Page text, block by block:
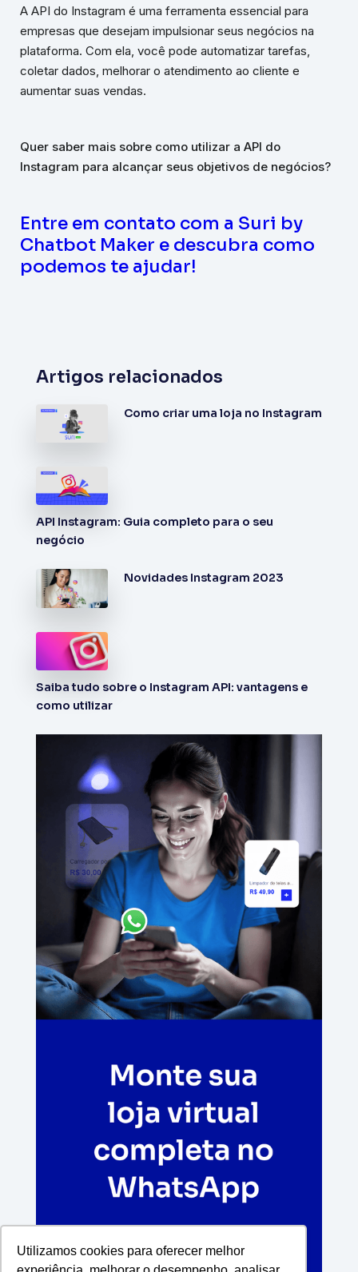
Utilizamos cookies para oferecer melhor
A API do Instagram é uma ferramenta essencial para
empresas que desejam impulsionar seus negócios na
plataforma. Com ela, você pode automatizar tarefas,
coletar dados, melhorar o atendimento ao cliente e
aumentar suas vendas.
Quer saber mais sobre como utilizar a API do
Instagram para alcançar seus objetivos de negócios?
Entre em contato com a Suri by
Chatbot Maker e descubra como
podemos te ajudar!
Artigos relacionados
Como criar uma loja no Instagram
API Instagram: Guia completo para o seu
negócio
Novidades Instagram 2023
Saiba tudo sobre o Instagram API: vantagens e
como utilizar